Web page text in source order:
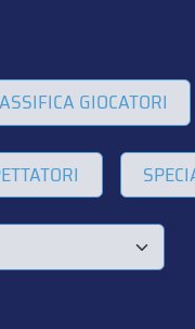
GIOCATORI